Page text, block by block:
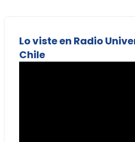
Lo viste en Radio
Chile